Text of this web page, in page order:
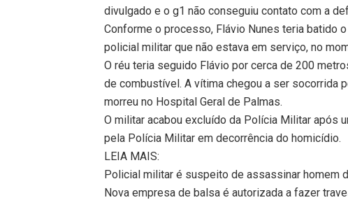
divulgado e o g1 não conseguiu contato com a
Conforme o processo, Flávio Nunes teria batido
policial militar que não estava em serviço, no
O réu teria seguido Flávio por cerca de 200
de combustível. A vítima chegou a ser socorrida
morreu no Hospital Geral de Palmas.
O militar acabou excluído da Polícia Militar após
pela Polícia Militar em decorrência do homicídio.
LEIA MAIS:
Policial militar é suspeito de assassinar homem
Nova empresa de balsa é autorizada a fazer